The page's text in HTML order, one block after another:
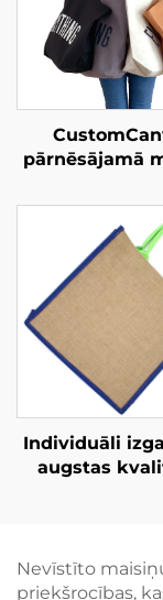
pārnēsājamā
Individuāli
augstas
draudzīgs un
iepirkšanās
Nevīstīto
priekšrocības,